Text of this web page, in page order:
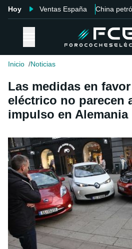
Hoy Ventas España China
Inicio Noticias
Las medidas en
eléctrico no parecen
impulso en Alemania